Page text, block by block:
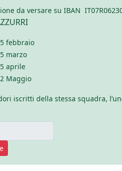
da versare su IBAN
febbraio
marzo
aprile
Maggio
iscritti della stessa squadra,